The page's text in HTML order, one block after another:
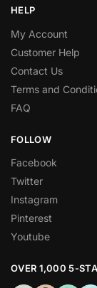
HELP
My Account
Customer Help
Contact Us
Terms and
FAQ
FOLLOW
Facebook
Twitter
Instagram
Pinterest
Youtube
OVER 1,000 5-